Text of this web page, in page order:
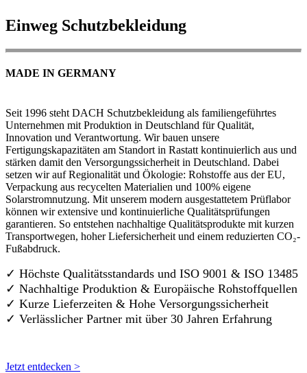
Einweg Schutzbekleidung
MADE IN GERMANY
Seit 1996 steht DACH Schutzbekleidung als familiengeführtes
Unternehmen mit Produktion in Deutschland für Qualität,
Innovation und Verantwortung. Wir bauen unsere
Fertigungskapazitäten am Standort in Rastatt kontinuierlich aus und
stärken damit den Versorgungssicherheit in Deutschland. Dabei
setzen wir auf Regionalität und Ökologie: Rohstoffe aus der EU,
Verpackung aus recycelten Materialien und 100% eigene
Solarstromnutzung. Mit unserem modern ausgestattetem Prüflabor
können wir extensive und kontinuierliche Qualitätsprüfungen
garantieren. So entstehen nachhaltige Qualitätsprodukte mit kurzen
Transportwegen, hoher Liefersicherheit und einem reduzierten CO₂-
Fußabdruck.
✓ Höchste Qualitätsstandards und ISO 9001 & ISO 13485
✓ Nachhaltige Produktion & Europäische Rohstoffquellen
✓ Kurze Lieferzeiten & Hohe Versorgungssicherheit
✓ Verlässlicher Partner mit über 30 Jahren Erfahrung
Jetzt entdecken >